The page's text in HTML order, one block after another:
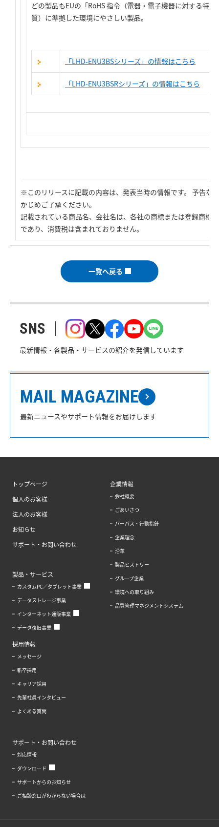
どの製品もEUの「RoHS 指令（電器・電子機器に対する特
質）に準拠した環境にやさしい製品。
「LHD-ENU3BSシリーズ」の情報はこちら
「LHD-ENU3BSRシリーズ」の情報はこちら
※このリリースに記載の内容は、発表当時の情報です。 予告な
かじめご了承ください。
記載されている商品名、会社名は、各社の商標または登録商標
であり、消費税は含まれておりません。
一覧へ戻る
SNS
最新情報・各製品・サービスの紹介を発信しています
MAIL MAGAZINE
最新ニュースやサポート情報をお届けします
トップページ
個人のお客様
法人のお客様
お知らせ
サポート・お問い合わせ
製品・サービス
カスタムPC／タブレット事業
データストレージ事業
インターネット通販事業
データ復旧事業
企業情報
会社概要
ごあいさつ
パーパス・行動指針
企業理念
沿革
製品ヒストリー
グループ企業
環境への取り組み
品質管理マネジメントシステム
採用情報
メッセージ
新卒採用
キャリア採用
先輩社員インタビュー
よくある質問
サポート・お問い合わせ
対応情報
ダウンロード
サポートからのお知らせ
ご相談窓口がわからない場合は